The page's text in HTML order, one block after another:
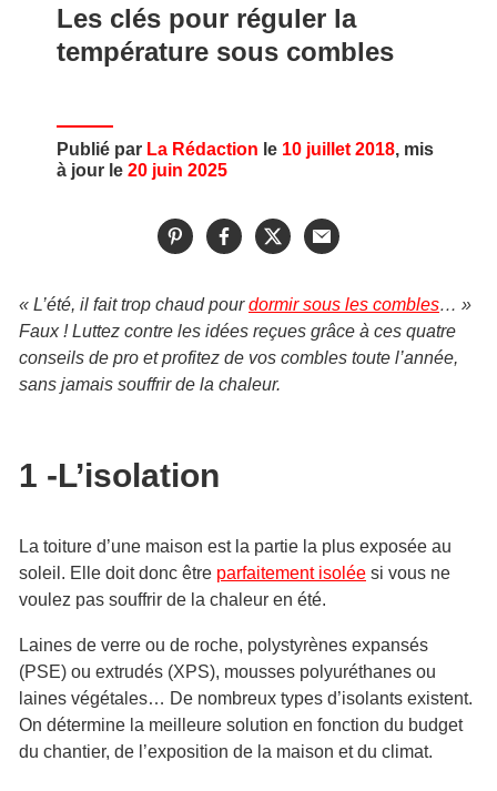
Les clés pour réguler la
température sous combles
Publié par La Rédaction le 10 juillet 2018, mis
à jour le 20 juin 2025
« L’été, il fait trop chaud pourdormir sous les combles… »
Faux ! Luttez contre les idées reçues grâce à ces quatre
conseils de pro et profitez de vos combles toute l’année,
sans jamais souffrir de la chaleur.
1 -L’isolation
La toiture d’une maison est la partie la plus exposée au
soleil. Elle doit donc être parfaitement isolée si vous ne
voulez pas souffrir de la chaleur en été.
Laines de verre ou de roche, polystyrènes expansés
(PSE) ou extrudés (XPS), mousses polyuréthanes ou
laines végétales… De nombreux types d’isolants existent.
On détermine la meilleure solution en fonction du budget
du chantier, de l’exposition de la maison et du climat.